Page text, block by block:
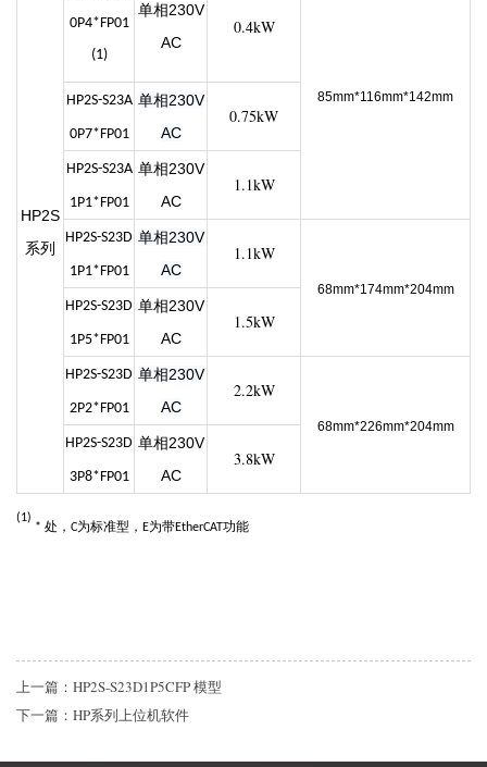
HP2S
系列
0P4*FP01
(1)
单相230V
AC
0.4kW
85mm*116mm*142mm
HP2S-S23A
0P7*FP01
单相230V
AC
0.75kW
HP2S-S23A
1P1*FP01
单相230V
AC
1.1kW
HP2S-S23D
1P1*FP01
单相230V
AC
1.1kW
68mm*174mm*204mm
HP2S-S23D
1P5*FP01
单相230V
AC
1.5kW
HP2S-S23D
2P2*FP01
单相230V
AC
2.2kW
68mm*226mm*204mm
HP2S-S23D
3P8*FP01
单相230V
AC
3.8kW
(1)
* 处， C为标准型， E为带EtherCAT功能
上一篇：HP2S-S23D1P5CFP 模型
下一篇：HP系列上位机软件